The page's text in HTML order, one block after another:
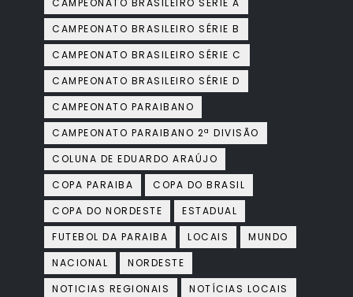
CAMPEONATO BRASILEIRO SÉRIE A
CAMPEONATO BRASILEIRO SÉRIE B
CAMPEONATO BRASILEIRO SÉRIE C
CAMPEONATO BRASILEIRO SÉRIE D
CAMPEONATO PARAIBANO
CAMPEONATO PARAIBANO 2ª DIVISÃO
COLUNA DE EDUARDO ARAÚJO
COPA PARAIBA
COPA DO BRASIL
COPA DO NORDESTE
ESTADUAL
FUTEBOL DA PARAIBA
LOCAIS
MUNDO
NACIONAL
NORDESTE
NOTICIAS REGIONAIS
NOTÍCIAS LOCAIS